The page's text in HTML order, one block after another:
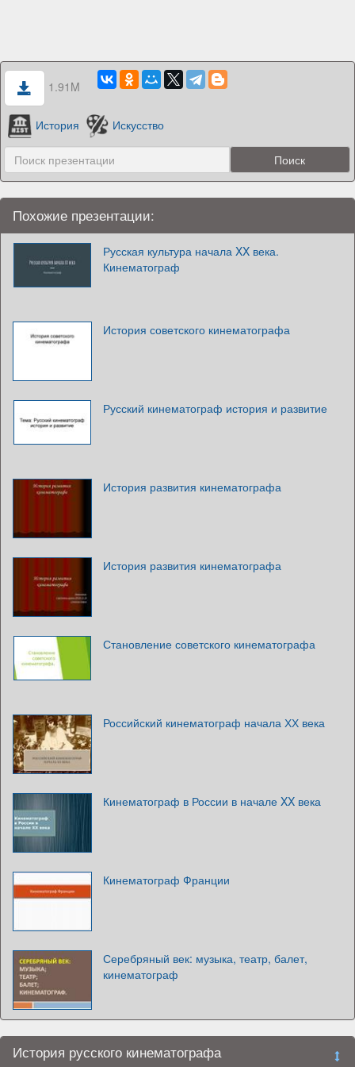
1.91M
История Искусство
Похожие презентации:
Русская культура начала XX века.
Кинематограф
История советского кинематографа
Русский кинематограф история и развитие
История развития кинематографа
История развития кинематографа
Становление советского кинематографа
Российский кинематограф начала ХХ века
Кинематограф в России в начале XX века
Кинематограф Франции
Серебряный век: музыка, театр, балет,
кинематограф
История русского кинематографа